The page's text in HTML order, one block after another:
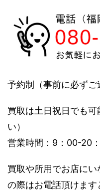
予約制（事前に必ずご
買取は土日祝日でも
い）
営業時間：9：00-20
買取や所用でお店に
の際はお電話頂けま